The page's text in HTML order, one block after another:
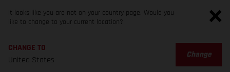
It looks like you are not on your country page. Would you
like to change to your current location?
CHANGE TO
United States
Change